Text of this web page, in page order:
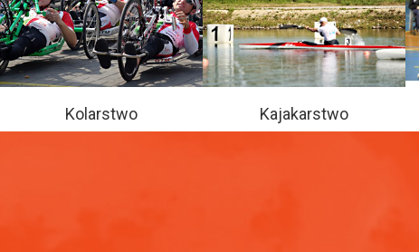
Kolarstwo Kajakarstwo